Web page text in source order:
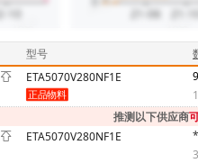
型号
ETA5070V280NF1E
推测以下供应商
ETA5070V280NF1E